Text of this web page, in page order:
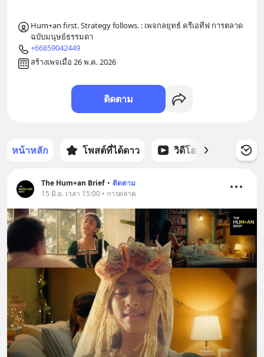
Hum+an first. Strategy follows. : เพจกลยุทธ์ ครีเอทีฟ การตลาด
ฉบับมนุษย์ธรรมดา
+66859042449
สร้างเพจเมื่อ 26 พ.ค. 2026
ติดตาม
หน้าหลัก โพสต์ที่ได้ดาว วิดีโอ พอดแ
The Hum+an Brief • ติดตาม
15 มิ.ย. เวลา 15:00 • การตลาด